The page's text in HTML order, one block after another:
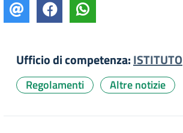
Ufficio di competenza:ISTITUTO
Regolamenti Altre notizie